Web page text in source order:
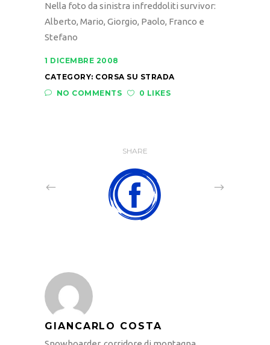
Nella foto da sinistra infreddoliti survivor:
Alberto, Mario, Giorgio, Paolo, Franco e
Stefano
1 DICEMBRE 2008
CATEGORY: CORSA SU STRADA
NO COMMENTS
0 LIKES
SHARE
GIANCARLO COSTA